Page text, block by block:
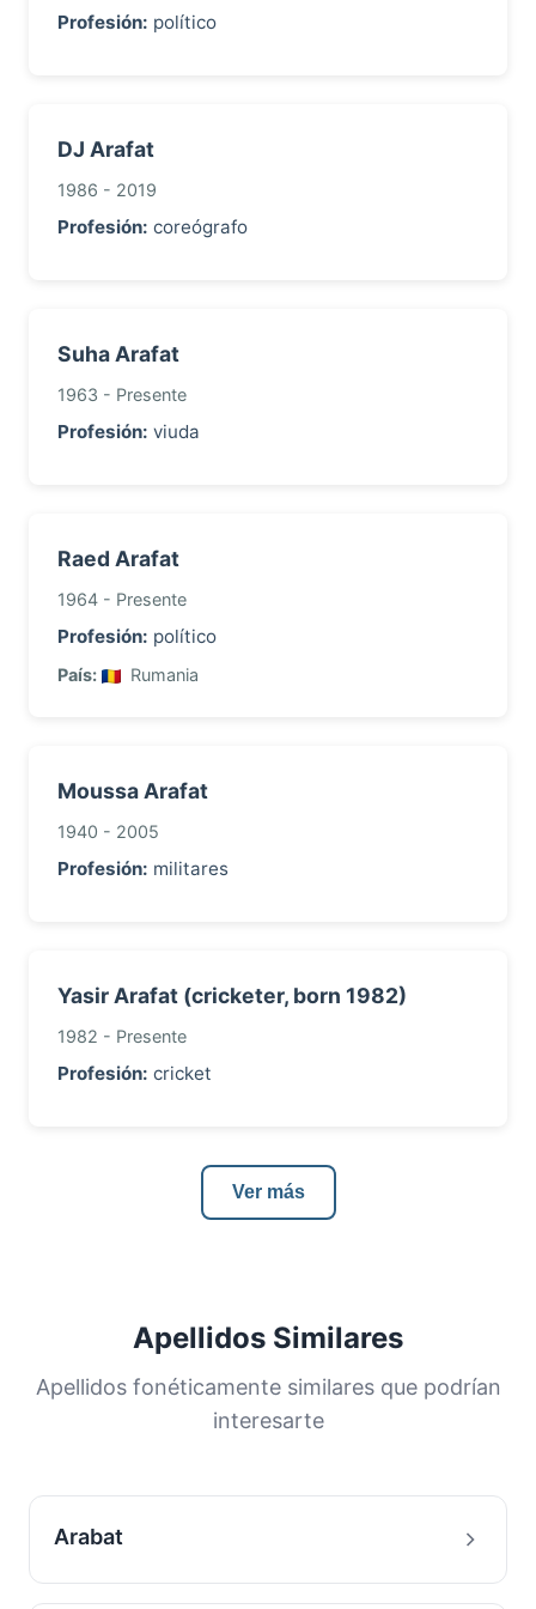
Profesión: político
DJ Arafat
1986 - 2019
Profesión: coreógrafo
Suha Arafat
1963 - Presente
Profesión: viuda
Raed Arafat
1964 - Presente
Profesión: político
País: Rumania
Moussa Arafat
1940 - 2005
Profesión: militares
Yasir Arafat (cricketer, born 1982)
1982 - Presente
Profesión: cricket
Ver más
Apellidos Similares
Apellidos fonéticamente similares que podrían
interesarte
Arabat